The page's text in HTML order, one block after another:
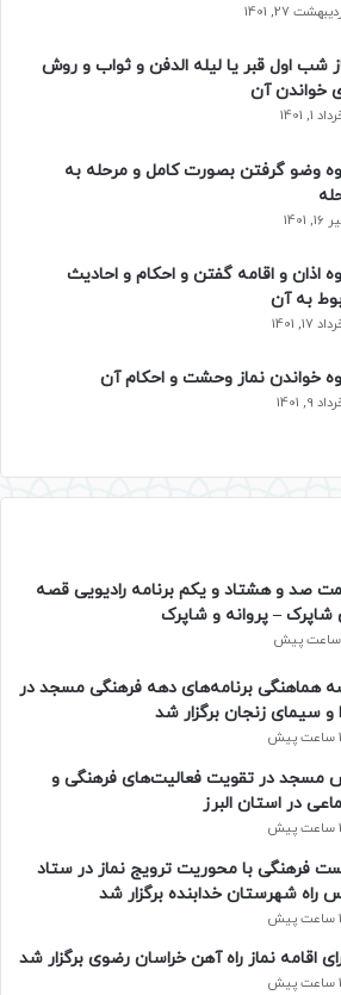
27, 1401
شب اول قبر یا لیله الدفن و ثواب و روش
خواندن آن
1, 1401
وضو گرفتن بصورت کامل و مرحله به
1401
اذان و اقامه گفتن و احکام و احادیث
به آن
17, 1401
خواندن نماز وحشت و احکام آن
9, 1401
صد و هشتاد و یکم برنامه رادیویی قصه
شاپرک – پروانه و شاپرک
هماهنگی برنامه‌های دهه فرهنگی مسجد در
و سیمای زنجان برگزار شد
مسجد در تقویت فعالیت‌های فرهنگی و
در استان البرز
فرهنگی با محوریت ترویج نماز در ستاد
راه شهرستان خدابنده برگزار شد
اقامه نماز راه آهن خراسان رضوی برگزار شد